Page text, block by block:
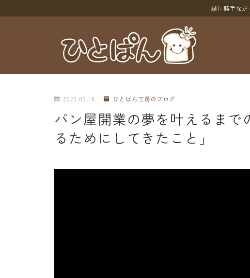
誠に勝手なが
2023.03.16 ひとぱん工房のブログ
パン屋開業の夢を叶えるまで
るためにしてきたこと」